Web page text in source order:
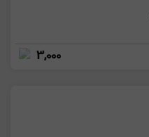
3,000